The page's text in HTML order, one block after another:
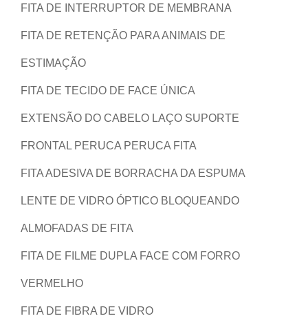
FITA DE INTERRUPTOR DE MEMBRANA
FITA DE RETENÇÃO PARA ANIMAIS DE
ESTIMAÇÃO
FITA DE TECIDO DE FACE ÚNICA
EXTENSÃO DO CABELO LAÇO SUPORTE
FRONTAL PERUCA PERUCA FITA
FITA ADESIVA DE BORRACHA DA ESPUMA
LENTE DE VIDRO ÓPTICO BLOQUEANDO
ALMOFADAS DE FITA
FITA DE FILME DUPLA FACE COM FORRO
VERMELHO
FITA DE FIBRA DE VIDRO